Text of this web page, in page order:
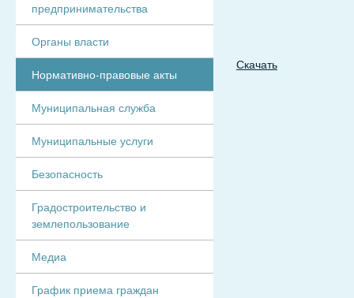
Скачать
предпринимательства
Органы власти
Нормативно-правовые акты
Муниципальная служба
Муниципальные услуги
Безопасность
Градостроительство и
землепользование
Медиа
График приема граждан